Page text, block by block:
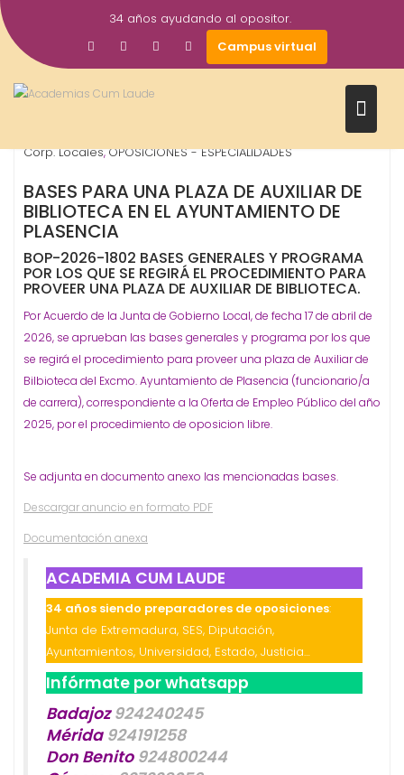
Saltar
al
contenido
34 años ayudando al opositor.
Campus virtual
Abr
2026
Gestor AcademiasCumLaude
Corp. Locales,OPOSICIONES - ESPECIALIDADES
BASES PARA UNA PLAZA DE AUXILIAR DE
BIBLIOTECA EN EL AYUNTAMIENTO DE
PLASENCIA
BOP-2026-1802 BASES GENERALES Y PROGRAMA
POR LOS QUE SE REGIRÁ EL PROCEDIMIENTO PARA
PROVEER UNA PLAZA DE AUXILIAR DE BIBLIOTECA.
Por Acuerdo de la Junta de Gobierno Local, de fecha 17 de abril de
2026, se aprueban las bases generales y programa por los que
se regirá el procedimiento para proveer una plaza de Auxiliar de
Bilbioteca del Excmo. Ayuntamiento de Plasencia (funcionario/a
de carrera), correspondiente a la Oferta de Empleo Público del año
2025, por el procedimiento de oposicion libre.
Se adjunta en documento anexo las mencionadas bases.
Descargar anuncio en formato PDF
Documentación anexa
ACADEMIA CUM LAUDE
34 años siendo preparadores de oposiciones:
Junta de Extremadura, SES, Diputación,
Ayuntamientos, Universidad, Estado, Justicia…
Infórmate por whatsapp
Badajoz924240245
Mérida 924191258
Don Benito 924800244